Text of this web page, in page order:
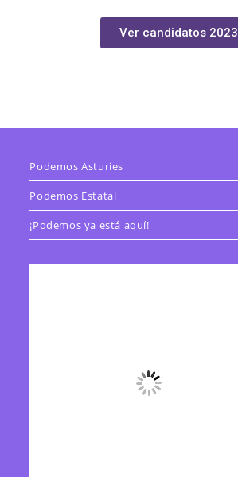
Ver candidatos 2023
Podemos Asturies
Podemos Estatal
¡Podemos ya está aquí!